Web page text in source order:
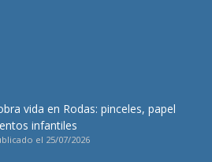
vida en Rodas: pinceles, papel
infantiles
el 25/07/2026